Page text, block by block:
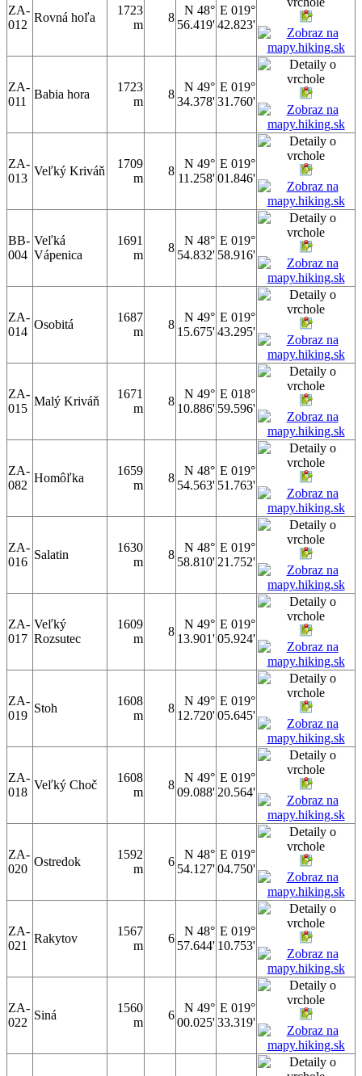
ZA-
012
Rovná hoľa
1723
m
8
N 48°
56.419'
E 019°
42.823'
ZA-
011
Babia hora
1723
m
8
N 49°
34.378'
E 019°
31.760'
ZA-
013
Veľký Kriváň
1709
m
8
N 49°
11.258'
E 019°
01.846'
BB-
004
Veľká
Vápenica
1691
m
8
N 48°
54.832'
E 019°
58.916'
ZA-
014
Osobitá
1687
m
8
N 49°
15.675'
E 019°
43.295'
ZA-
015
Malý Kriváň
1671
m
8
N 49°
10.886'
E 018°
59.596'
ZA-
082
Homôľka
1659
m
8
N 48°
54.563'
E 019°
51.763'
ZA-
016
Salatin
1630
m
8
N 48°
58.810'
E 019°
21.752'
ZA-
017
Veľký
Rozsutec
1609
m
8
N 49°
13.901'
E 019°
05.924'
ZA-
019
Stoh
1608
m
8
N 49°
12.720'
E 019°
05.645'
ZA-
018
Veľký Choč
1608
m
8
N 49°
09.088'
E 019°
20.564'
ZA-
020
Ostredok
1592
m
6
N 48°
54.127'
E 019°
04.750'
ZA-
021
Rakytov
1567
m
6
N 48°
57.644'
E 019°
10.753'
ZA-
022
Siná
1560
m
6
N 49°
00.025'
E 019°
33.319'